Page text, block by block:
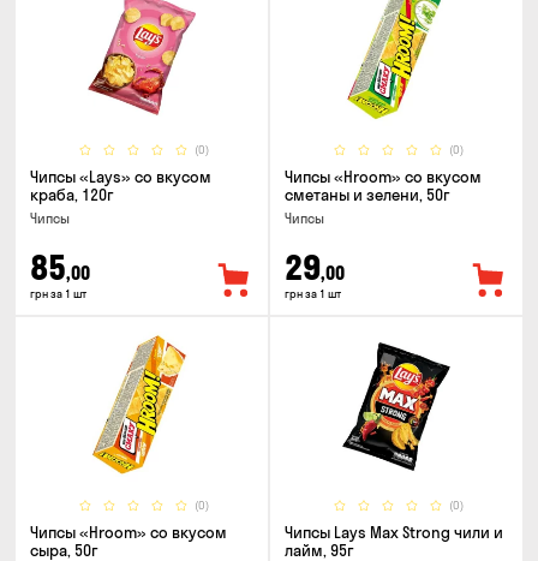
(0)
Чипсы «Lays» со вкусом
краба, 120г
Чипсы
85,00
грн за 1 шт
(0)
Чипсы «Hroom» со вкусом
сметаны и зелени, 50г
Чипсы
29,00
грн за 1 шт
(0)
Чипсы «Hroom» со вкусом
сыра, 50г
(0)
Чипсы Lays Max Strong чили и
лайм, 95г